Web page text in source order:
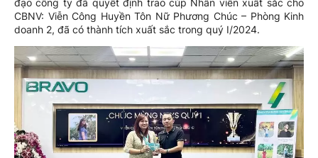
CBNV: Viễn Công Huyền Tôn Nữ Phương Chúc – Phòng Kinh
doanh 2, đã có thành tích xuất sắc trong quý I/2024.